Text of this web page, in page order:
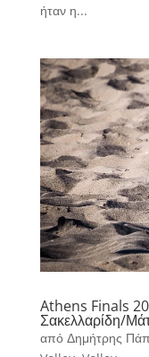
ήταν η...
Athens Finals
Σακελλαρίδη/
από Δημήτρης